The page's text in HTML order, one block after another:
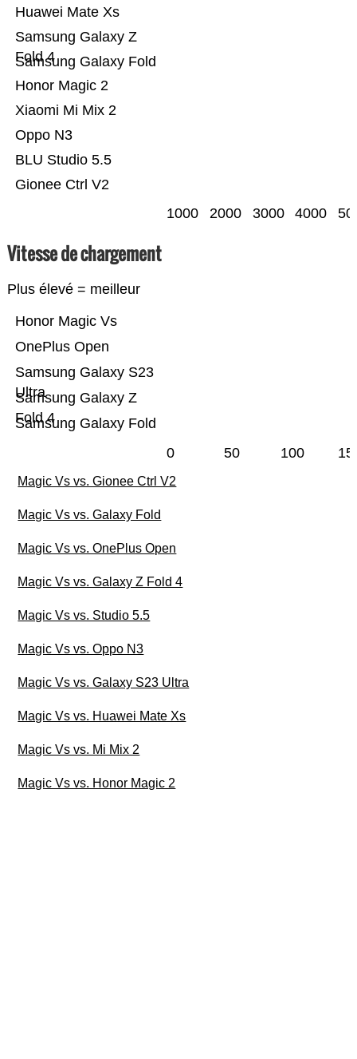
Gionee Ctrl V2
BLU Studio 5.5
Oppo N3
Xiaomi Mi Mix 2
Honor Magic 2
Samsung Galaxy Fold
Samsung Galaxy Z
Fold 4
Huawei Mate Xs
1000 2000 3000 4000
Vitesse de chargement
Plus élevé = meilleur
Samsung Galaxy Fold
Samsung Galaxy Z
Fold 4
Samsung Galaxy S23
Ultra
OnePlus Open
Honor Magic Vs
0 50 100
Magic Vs vs. Gionee Ctrl V2
Magic Vs vs. Galaxy Fold
Magic Vs vs. OnePlus Open
Magic Vs vs. Galaxy Z Fold 4
Magic Vs vs. Studio 5.5
Magic Vs vs. Oppo N3
Magic Vs vs. Galaxy S23 Ultra
Magic Vs vs. Huawei Mate Xs
Magic Vs vs. Mi Mix 2
Magic Vs vs. Honor Magic 2